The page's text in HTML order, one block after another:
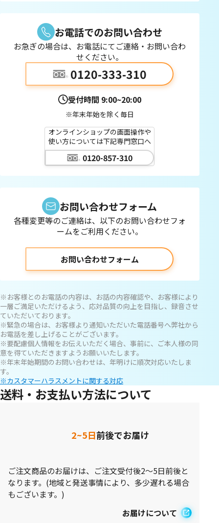
お電話でのお問い合わせ
お急ぎの場合は、お電話にてご連絡・お問い合わ
せください。
0120-333-310
受付時間 9:00~20:00
※年末年始を除く毎日
オンラインショップの画面操作や
使い方については下記専門窓口へ
0120-857-310
お問い合わせフォーム
各種変更等のご連絡は、以下のお問い合わせフォ
ームをご利用ください。
お問い合わせフォーム
※お客様とのお電話の内容は、お話の内容確認や、お客様により
一層ご満足いただけるよう、応対品質の向上を目指し、録音させ
ていただいております。
※緊急の場合は、お客様より通知いただいた電話番号へ弊社から
お電話を差し上げることがございます。
※要配慮個人情報をお伝えいただく場合、事前に、ご本人様の同
意を得ていただきますようお願いいたします。
※年末年始期間のお問い合わせは、年明けに順次対応いたしま
す。
※カスタマーハラスメントに関する対応
送料・お支払い方法について
2~5日前後でお届け
ご注文商品のお届けは、ご注文受付後2～5日前後と
なります。(地域と発送事情により、多少遅れる場合
もございます。)
お届けについて